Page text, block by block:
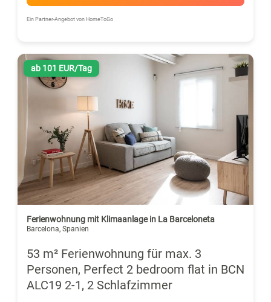
Ein Partner-Angebot von HomeToGo
ab 101 EUR/Tag
Ferienwohnung mit Klimaanlage in La Barceloneta
Barcelona, Spanien
53 m² Ferienwohnung für max. 3
Personen, Perfect 2 bedroom flat in BCN
ALC19 2-1, 2 Schlafzimmer